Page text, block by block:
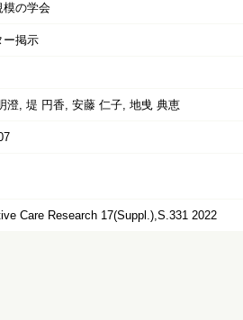
模の学会
ー掲示
澄, 堤 円香, 安藤 仁子, 地曵 典恵
Care Research 17(Suppl.),S.331 2022